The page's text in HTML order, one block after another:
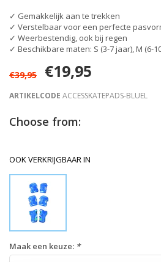
✓ Gemakkelijk aan te trekken
✓ Verstelbaar voor een perfecte
✓ Weerbestendig, ook bij regen
✓ Beschikbare maten: S (3-7 jaar), M (6-
€39,95 €19,95
ARTIKELCODE ACCESSKATEPADS-BLUEL
Choose from:
OOK VERKRIJGBAAR IN
Maak een keuze: *